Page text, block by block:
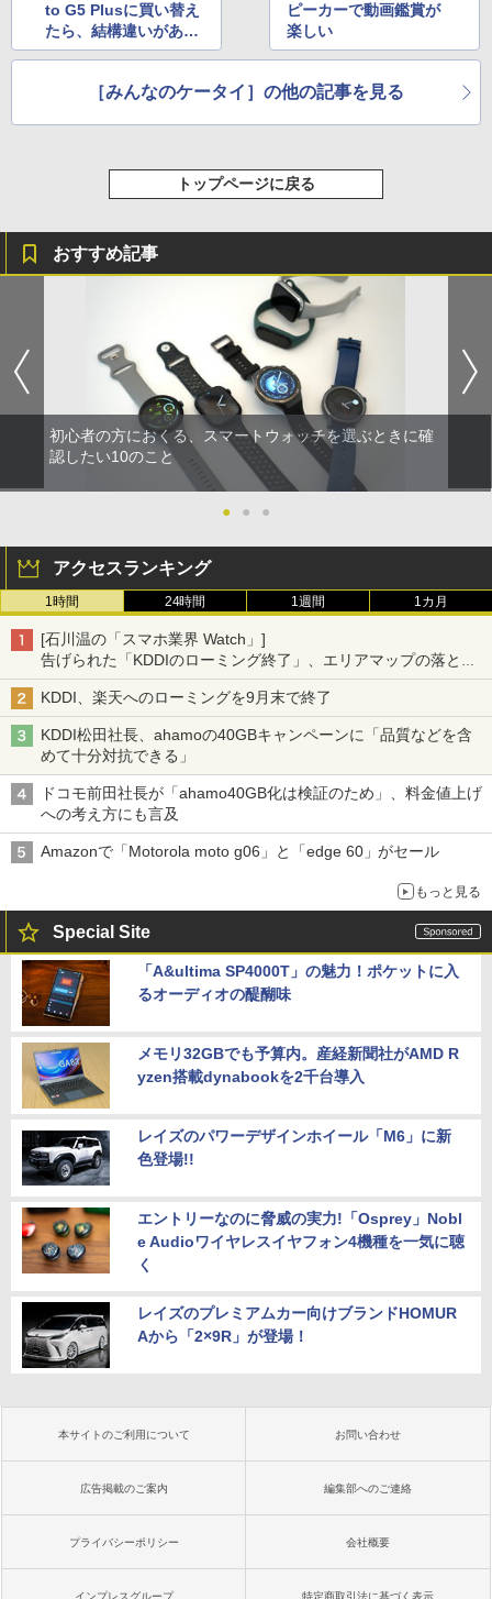
to G5 Plusに買い替え
たら、結構違いがあっ
た
ピーカーで動画鑑賞が
楽しい
［みんなのケータイ］の他の記事を見る
トップページに戻る
おすすめ記事
初心者の方におくる、スマートウォッチを選ぶときに確
認したい10のこと
● ● ●
アクセスランキング
1時間 24時間 1週間 1カ月
[石川温の「スマホ業界 Watch」]
告げられた「KDDIのローミング終了」、エリアマップの落とし
穴と楽天モバイルの課題
KDDI、楽天へのローミングを9月末で終了
KDDI松田社長、ahamoの40GBキャンペーンに「品質などを含
めて十分対抗できる」
ドコモ前田社長が「ahamo40GB化は検証のため」、料金値上げ
への考え方にも言及
Amazonで「Motorola moto g06」と「edge 60」がセール
もっと見る
Special Site
「A&ultima SP4000T」の魅力！ポケットに入
るオーディオの醍醐味
メモリ32GBでも予算内。産経新聞社がAMD R
yzen搭載dynabookを2千台導入
レイズのパワーデザインホイール「M6」に新
色登場!!
エントリーなのに脅威の実力!「Osprey」Nobl
e Audioワイヤレスイヤフォン4機種を一気に聴
く
レイズのプレミアムカー向けブランドHOMUR
Aから「2×9R」が登場！
本サイトのご利用について お問い合わせ
広告掲載のご案内 編集部へのご連絡
プライバシーポリシー 会社概要